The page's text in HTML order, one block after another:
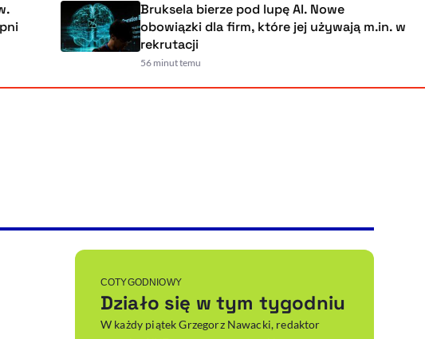
Powiększenie kursora
Sprawdź, jak i dlaczego zwiększamy dostępność, otwiera się w nowym
Deklaracja dostępności
, otwiera się w
dostępni
Bruksela bierze pod lupę AI. Nowe
obowiązki dla firm, które jej